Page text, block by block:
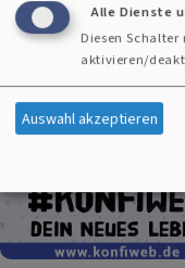
Abenteuer
Alle Dienste
Diesen
aktivieren/
Auswahl akzeptieren